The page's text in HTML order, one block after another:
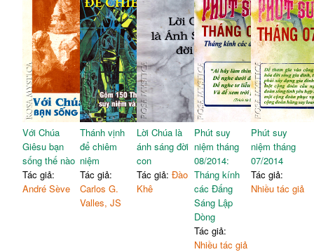
Với Chúa
Giêsu bạn
sống thế nào
Tác giả:
André Sève
Thánh vịnh
để chiêm
niệm
Tác giả:
Carlos G.
Valles, JS
Lời Chúa là
ánh sáng đời
con
Tác giả:Đào
Khê
Phút suy
niệm tháng
08/2014:
Tháng kính
các Đấng
Sáng Lập
Dòng
Tác giả:
Nhiều tác giả
Phút suy
niệm tháng
07/2014
Tác giả:
Nhiều tác giả